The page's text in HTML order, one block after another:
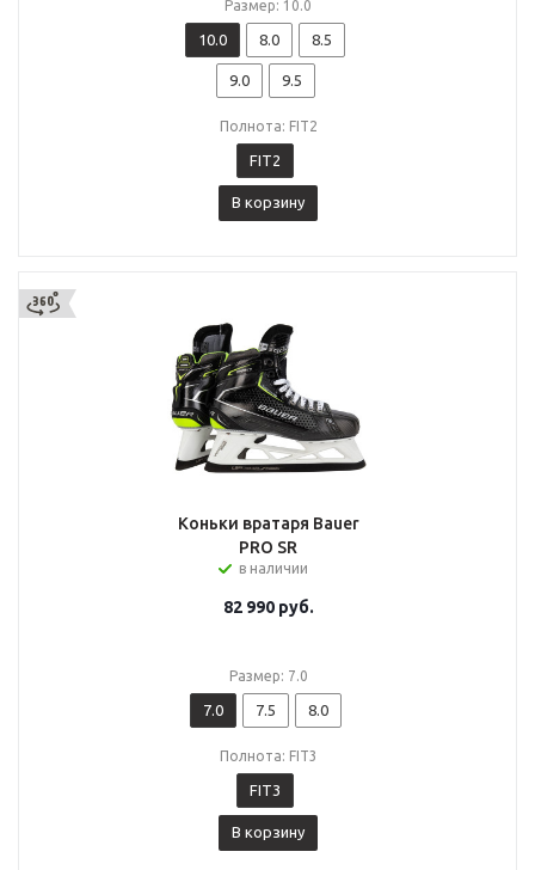
Размер: 10.0
10.0 8.0 8.5
9.0 9.5
Полнота: FIT2
FIT2
В корзину
Коньки вратаря Bauer
PRO SR
в наличии
82 990руб.
Размер: 7.0
7.0 7.5 8.0
Полнота: FIT3
FIT3
В корзину